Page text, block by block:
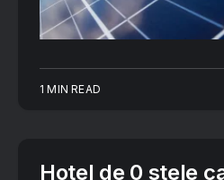
1 MIN READ
Hotel de 0 stele